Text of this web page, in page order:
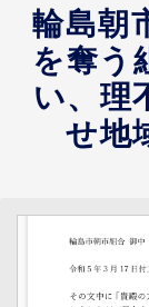
輪島朝
を奪う
い、理
せ地